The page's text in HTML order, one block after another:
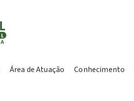
Área de Atuação Conhecimento